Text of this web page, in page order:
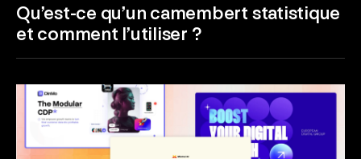
Qu’est-ce qu’un camembert statistique
et comment l’utiliser ?